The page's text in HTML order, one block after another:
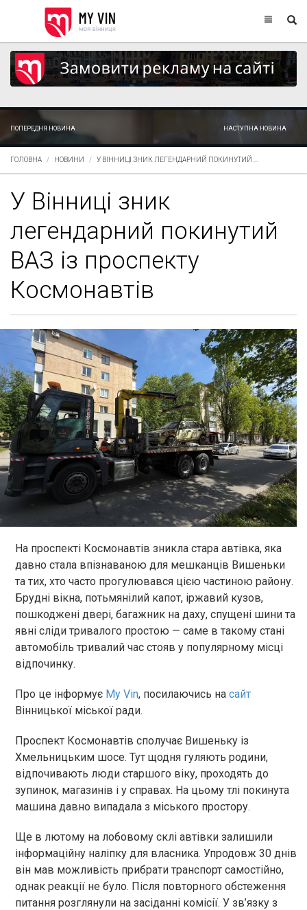
ПОПЕРЕДНЯ НОВИНА НАСТУПНА НОВИНА
ГОЛОВНА НОВИНИ У ВІННИЦІ ЗНИК ЛЕГЕНДАРНИЙ ПОКИНУТИЙ ...
У Вінниці зник
легендарний покинутий
ВАЗ із проспекту
Космонавтів
На проспекті Космонавтів зникла стара автівка, яка
давно стала впізнаваною для мешканців Вишеньки
та тих, хто часто прогулювався цією частиною району.
Брудні вікна, потьмянілий капот, іржавий кузов,
пошкоджені двері, багажник на даху, спущені шини та
явні сліди тривалого простою — саме в такому стані
автомобіль тривалий час стояв у популярному місці
відпочинку.
Про це інформує My Vin, посилаючись на сайт
Вінницької міської ради.
Проспект Космонавтів сполучає Вишеньку із
Хмельницьким шосе. Тут щодня гуляють родини,
відпочивають люди старшого віку, проходять до
зупинок, магазинів і у справах. На цьому тлі покинута
машина давно випадала з міського простору.
Ще в лютому на лобовому склі автівки залишили
інформаційну наліпку для власника. Упродовж 30 днів
він мав можливість прибрати транспорт самостійно,
однак реакції не було. Після повторного обстеження
питання розглянули на засіданні комісії. У зв’язку з